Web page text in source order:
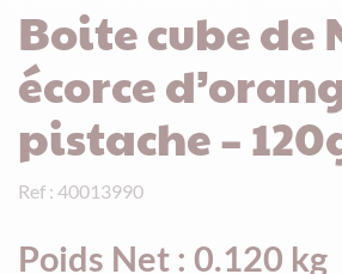
Boite cube de
écorce
pistache –
Ref : 40013990
Poids Net : 0.120 kg